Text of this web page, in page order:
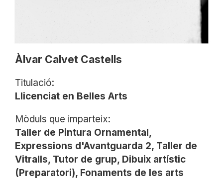
Àlvar Calvet Castells
Titulació:
Llicenciat en Belles Arts
Mòduls que imparteix:
Taller de Pintura Ornamental,
Expressions d'Avantguarda 2, Taller de
Vitralls, Tutor de grup, Dibuix artístic
(Preparatori), Fonaments de les arts